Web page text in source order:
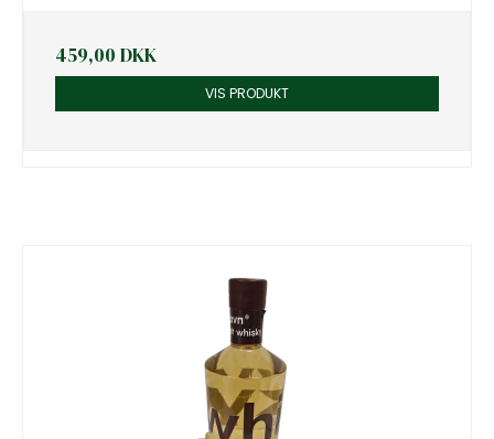
459,00 DKK
VIS PRODUKT